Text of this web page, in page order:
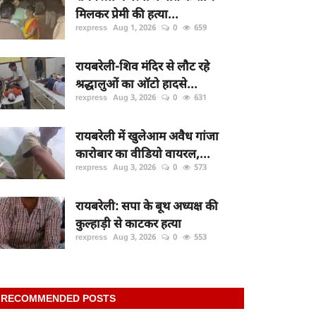
मिलकर प्रेमी की हत्या...
rexpress Aug 1, 2026 0 659
रायबरेली-शिव मंदिर से लौट रहे
श्रद्धालुओं का ऑटो हादसे...
rexpress Aug 3, 2026 0 631
रायबरेली में खुलेआम अवैध गांजा
कारोबार का वीडियो वायरल,...
rexpress Aug 3, 2026 0 573
रायबरेली: सपा के बूथ अध्यक्ष की
कुल्हाड़ी से काटकर हत्या
rexpress Aug 3, 2026 0 553
RECOMMENDED POSTS